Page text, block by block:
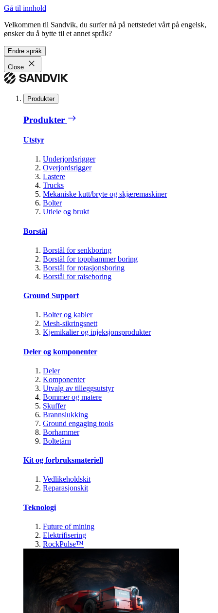
Gå til innhold
Velkommen til Sandvik, du surfer nå på nettstedet vårt på engelsk,
ønsker du å bytte til et annet språk?
Endre språk
Close
Produkter
Produkter
Utstyr
Underjordsrigger
Overjordsrigger
Lastere
Trucks
Mekaniske kutt/bryte og skjæremaskiner
Bolter
Utleie og brukt
Borstål
Borstål for senkboring
Borstål for topphammer boring
Borstål for rotasjonsboring
Borstål for raiseboring
Ground Support
Bolter og kabler
Mesh-sikringsnett
Kjemikalier og injeksjonsprodukter
Deler og komponenter
Deler
Komponenter
Utvalg av tilleggsutstyr
Bommer og matere
Skuffer
Brannslukking
Ground engaging tools
Borhammer
Boltetårn
Kit og forbruksmateriell
Vedlikeholdskit
Reparasjonskit
Teknologi
Future of mining
Elektrifisering
RockPulse™